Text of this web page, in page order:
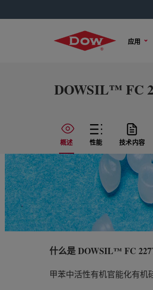
应用
DOWSIL™ FC
概述 性能 技术内容
什么是DOWSIL™ FC
甲苯中活性有机官能化有机